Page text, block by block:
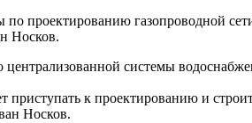
проектированию газопроводной
Носков.
системы
к проектированию и
Носков.